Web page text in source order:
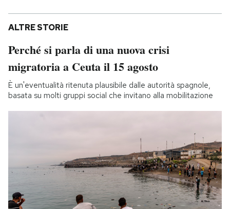
ALTRE STORIE
Perché si parla di una nuova crisi
migratoria a Ceuta il 15 agosto
È un'eventualità ritenuta plausibile dalle autorità spagnole,
basata su molti gruppi social che invitano alla mobilitazione